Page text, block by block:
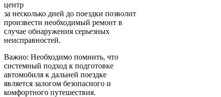
центр
за несколько дней до поездки позволит
произвести необходимый ремонт в
случае обнаружения серьезных
неисправностей.
Важно: Необходимо помнить, что
системный подход к подготовке
автомобиля к дальней поездке
является залогом безопасного и
комфортного путешествия.